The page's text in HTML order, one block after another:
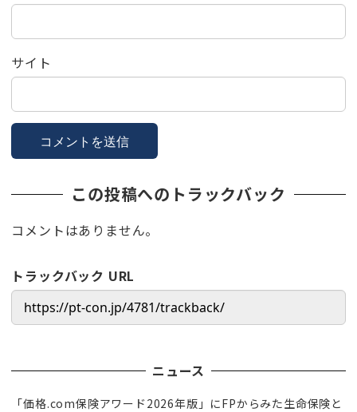
サイト
この投稿へのトラックバック
コメントはありません。
トラックバック URL
ニュース
「価格.com保険アワード2026年版」にFPからみた生命保険と